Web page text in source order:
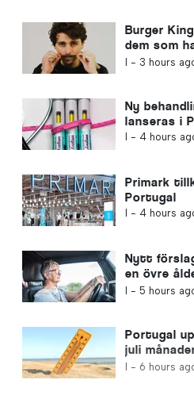
Burger
dem som
Portugal
I - 3 hours
Ny
lanseras i
I - 4 hours
Primark
Portugal
I - 4 hours
Nytt
en övre
Portugal
I - 5 hours
Portugal
juli
århundrade
I - 6 hours